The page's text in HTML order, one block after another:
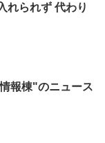
れられず 代わり
報棟"のニュース